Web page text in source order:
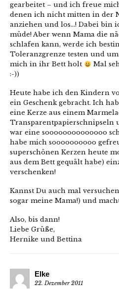
gearbeitet – und ich freue
denen ich nicht mitten in der
anziehen und los…! Dabei bin
müde! Aber wenn Mama die
schlafen kann, werde ich
Toleranzgrenze testen und
mich in ihr Bett holt
Mal
:-))
Heute habe ich den Kindern
ein Geschenk gebracht. Ich
eine Kerze aus einem
Transparentpapierschnipseln
war eine soooooooooooooo
habe mich soooooooooo
superschönen Kerzen heute
aus dem Bett gequält habe)
verschenken!
Kannst Du auch mal
sogar meine Mama!) und
Also, bis dann!
Liebe Grüße,
Hernike und Bettina
Elke
22. Dezember 2011